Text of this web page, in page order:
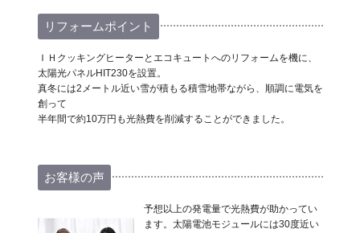
リフォームポイント
ＩＨクッキングヒーターとエコキュートへのリフォームを機に、
太陽光パネルHIT230を設置。
真冬には2メートル近い雪が積もる積雪地帯ながら、順調に電気を
創って
半年間で約10万円も光熱費を削減することができました。
お客様の声
予想以上の発電量で光熱費が助かってい
ます。太陽電池モジュールには30度近い